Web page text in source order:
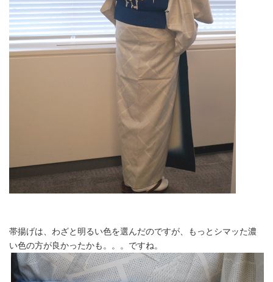
帯揚げは、わざと明るい色を選んだのですが、もっとシマッた濃
い色の方が良かったかも。。。ですね。